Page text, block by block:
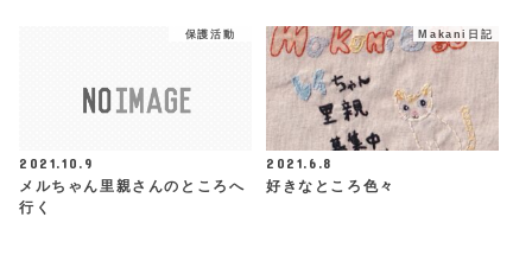
保護活動
2021.10.9
メルちゃん里親さんのところへ
行く
Makani日記
2021.6.8
好きなところ色々